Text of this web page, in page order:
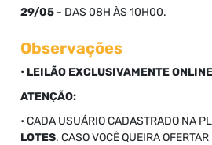
29/05 - DAS 08H ÀS 10H00.
Observações
• LEILÃO EXCLUSIVAMENTE
ATENÇÃO:
• CADA USUÁRIO CADASTRADO NA
LOTES. CASO VOCÊ QUEIRA